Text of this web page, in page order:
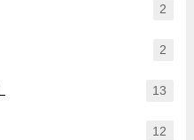
2
2
13
12